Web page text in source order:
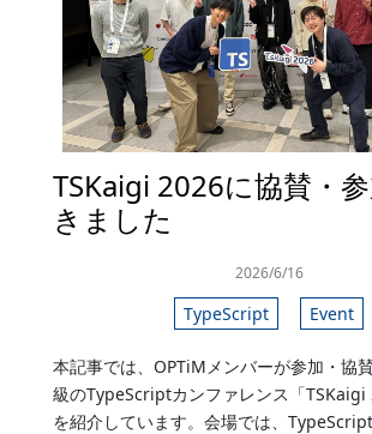
TSKaigi 2026に協賛・
きました
2026/6/16
TypeScript Event
本記事では、OPTiMメンバーが参加・協
級のTypeScriptカンファレンス「TSKaigi
を紹介しています。会場では、